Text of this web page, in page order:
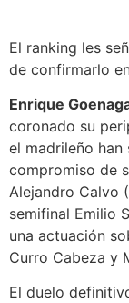
El ranking les
de confirmarlo
Enrique
coronado su
el madrileño
compromiso de
Alejandro Calvo
semifinal Emilio
una actuación
Curro Cabeza y
El duelo